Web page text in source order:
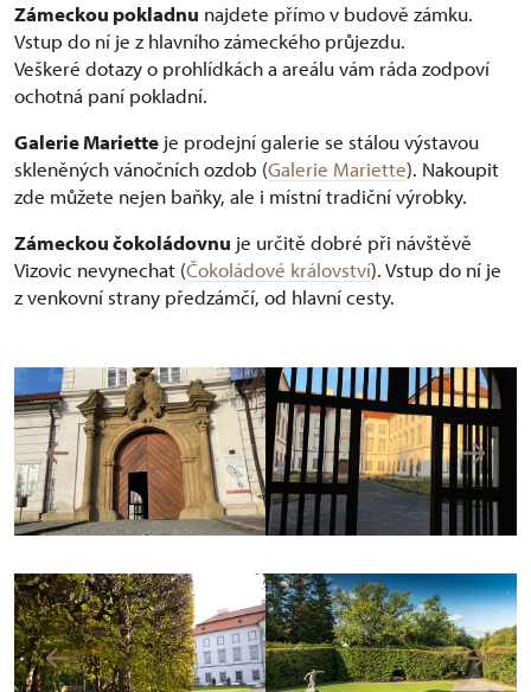
Zámeckou pokladnu najdete přímo v budově zámku.
Vstup do ní je z hlavního zámeckého průjezdu.
Veškeré dotazy o prohlídkách a areálu vám ráda zodpoví
ochotná paní pokladní.
Galerie Mariette je prodejní galerie se stálou výstavou
skleněných vánočních ozdob (Galerie Mariette). Nakoupit
zde můžete nejen baňky, ale i místní tradiční výrobky.
Zámeckou čokoládovnu je určitě dobré při návštěvě
Vizovic nevynechat (Čokoládové království). Vstup do ní je
z venkovní strany předzámčí, od hlavní cesty.